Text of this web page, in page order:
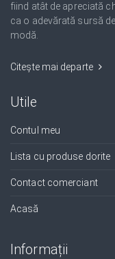
fiind atât de apreciată
ca o adevărată sursă
modă.
Citește mai departe
Utile
Contul meu
Lista cu produse dorite
Contact comerciant
Acasă
Informații